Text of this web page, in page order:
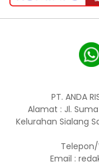
PT. ANDA
Alamat : Jl.
Kelurahan Sialang
Telepon/
Email :